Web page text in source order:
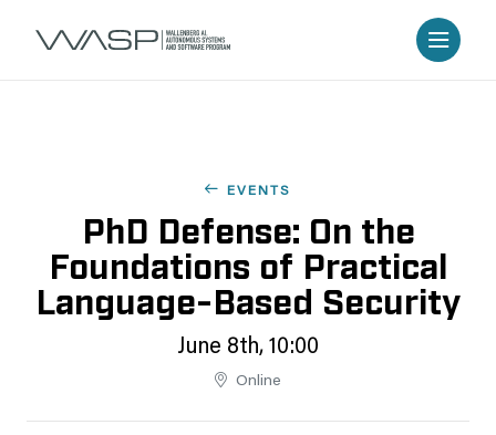
EVENTS
PhD Defense: On the
Foundations of Practical
Language-Based Security
June 8th, 10:00
Online